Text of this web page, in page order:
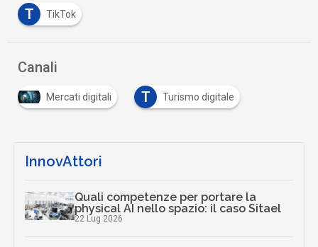
T
TikTok
Canali
Mercati digitali T Turismo digitale
InnovAttori
Quali competenze per portare la
physical AI nello spazio: il caso Sitael
22 Lug 2026